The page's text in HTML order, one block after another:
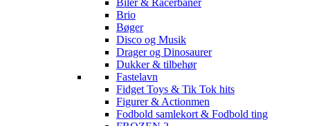
Brio
Bøger
Disco og Musik
Drager og Dinosaurer
Dukker & tilbehør
Fastelavn
Fidget Toys & Tik Tok hits
Figurer & Actionmen
Fodbold samlekort & Fodbold ting